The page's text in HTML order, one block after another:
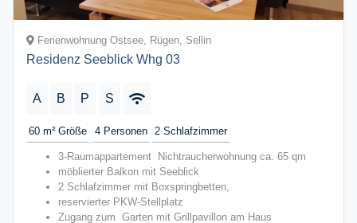
Ferienwohnung Ostsee, Rügen, Sellin
Residenz Seeblick Whg 03
A B P S
60 m² Größe 4 Personen 2 Schlafzimmer
3-Raumappartement Nichtraucherwohnung ca. 65 qm
möblierter Balkon mit Seeblick
2 Schlafzimmer mit Boxspringbetten,
reservierter PKW-Stellplatz
Zugang zum Garten mit Grillpavillon am Haus